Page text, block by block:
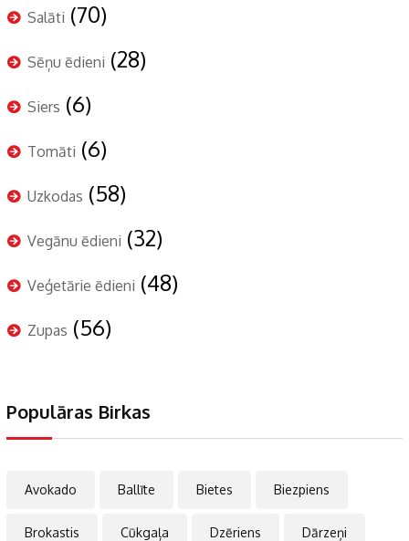
Salāti (70)
Sēņu ēdieni (28)
Siers (6)
Tomāti (6)
Uzkodas (58)
Vegānu ēdieni (32)
Veģetārie ēdieni (48)
Zupas (56)
Populāras Birkas
Avokado Ballīte Bietes Biezpiens
Brokastis Cūkgaļa Dzēriens Dārzeņi